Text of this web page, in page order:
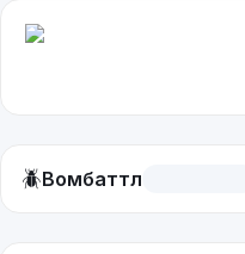
🪲Вомбаттл